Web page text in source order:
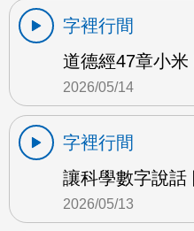
字裡行間
道德經47章小米
2026/05/14
字裡行間
讓科學數字說話
2026/05/13